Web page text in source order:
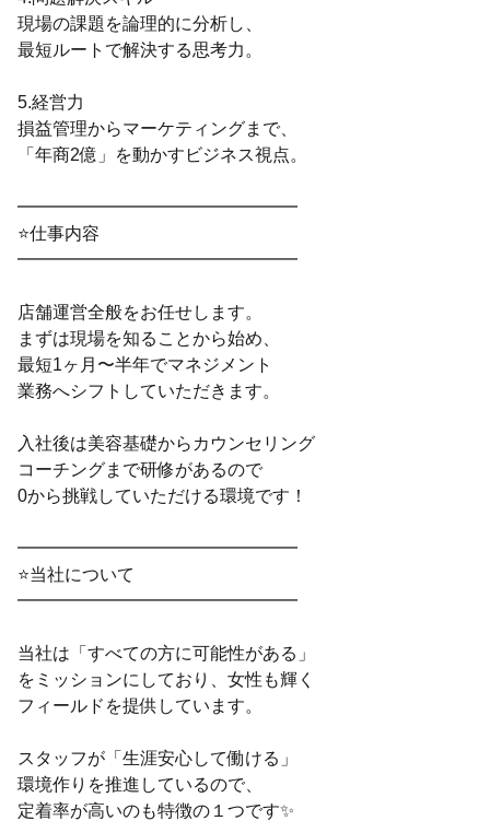
現場の課題を論理的に分析し、
最短ルートで解決する思考力。
5.経営力
損益管理からマーケティングまで、
「年商2億」を動かすビジネス視点。
━━━━━━━━━━━━━━━━
⭐仕事内容
━━━━━━━━━━━━━━━━
店舗運営全般をお任せします。
まずは現場を知ることから始め、
最短1ヶ月〜半年でマネジメント
業務へシフトしていただきます。
入社後は美容基礎からカウンセリング
コーチングまで研修があるので
0から挑戦していただける環境です！
━━━━━━━━━━━━━━━━
⭐当社について
━━━━━━━━━━━━━━━━
当社は「すべての方に可能性がある」
をミッションにしており、女性も輝く
フィールドを提供しています。
スタッフが「生涯安心して働ける」
環境作りを推進しているので、
定着率が高いのも特徴の１つです✨